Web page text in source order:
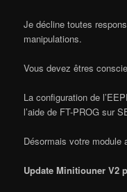
Je décline toutes
manipulations.
Vous devez êtres
La configuration de
l’aide de FT-PROG sur
Désormais votre module
Update Minitiouner V2